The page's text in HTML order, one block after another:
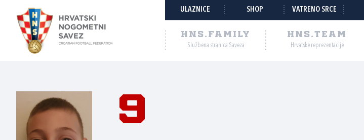
ULAZNICE SHOP VATRENO SRCE
HNS.FAMILY
Službena stranica Saveza
HNS.TEAM
Hrvatske reprezentacije
9